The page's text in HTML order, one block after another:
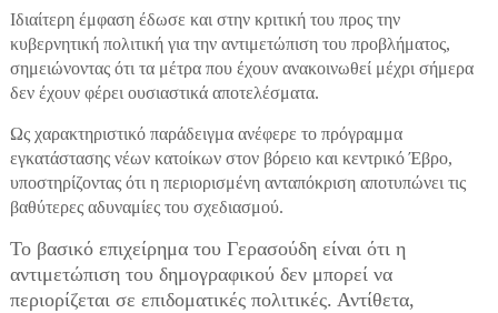
Ιδιαίτερη έμφαση έδωσε και στην κριτική του προς την
κυβερνητική πολιτική για την αντιμετώπιση του προβλήματος,
σημειώνοντας ότι τα μέτρα που έχουν ανακοινωθεί μέχρι σήμερα
δεν έχουν φέρει ουσιαστικά αποτελέσματα.
Ως χαρακτηριστικό παράδειγμα ανέφερε το πρόγραμμα
εγκατάστασης νέων κατοίκων στον βόρειο και κεντρικό Έβρο,
υποστηρίζοντας ότι η περιορισμένη ανταπόκριση αποτυπώνει τις
βαθύτερες αδυναμίες του σχεδιασμού.
Το βασικό επιχείρημα του Γερασούδη είναι ότι η
αντιμετώπιση του δημογραφικού δεν μπορεί να
περιορίζεται σε επιδοματικές πολιτικές. Αντίθετα,